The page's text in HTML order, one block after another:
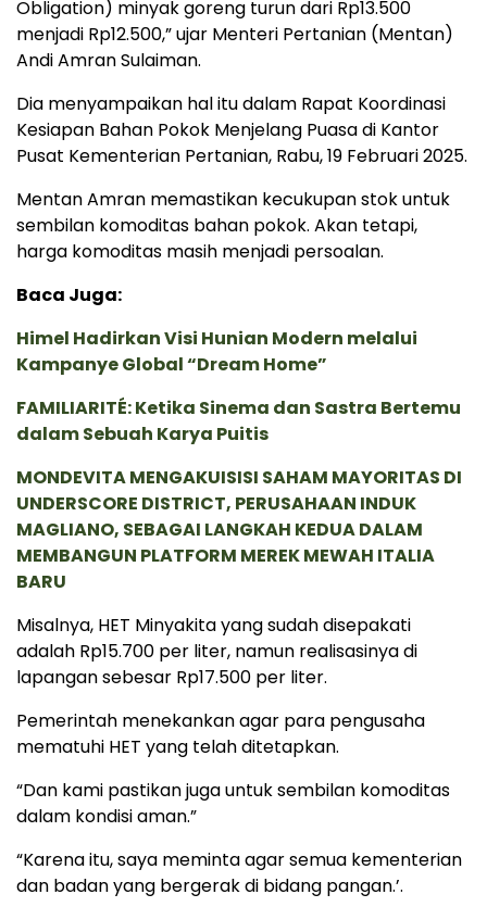
Obligation) minyak goreng turun dari Rp13.500
menjadi Rp12.500,” ujar Menteri Pertanian (Mentan)
Andi Amran Sulaiman.
Dia menyampaikan hal itu dalam Rapat Koordinasi
Kesiapan Bahan Pokok Menjelang Puasa di Kantor
Pusat Kementerian Pertanian, Rabu, 19 Februari 2025.
Mentan Amran memastikan kecukupan stok untuk
sembilan komoditas bahan pokok. Akan tetapi,
harga komoditas masih menjadi persoalan.
Baca Juga:
Himel Hadirkan Visi Hunian Modern melalui
Kampanye Global “Dream Home”
FAMILIARITÉ: Ketika Sinema dan Sastra Bertemu
dalam Sebuah Karya Puitis
MONDEVITA MENGAKUISISI SAHAM MAYORITAS DI
UNDERSCORE DISTRICT, PERUSAHAAN INDUK
MAGLIANO, SEBAGAI LANGKAH KEDUA DALAM
MEMBANGUN PLATFORM MEREK MEWAH ITALIA
BARU
Misalnya, HET Minyakita yang sudah disepakati
adalah Rp15.700 per liter, namun realisasinya di
lapangan sebesar Rp17.500 per liter.
Pemerintah menekankan agar para pengusaha
mematuhi HET yang telah ditetapkan.
“Dan kami pastikan juga untuk sembilan komoditas
dalam kondisi aman.”
“Karena itu, saya meminta agar semua kementerian
dan badan yang bergerak di bidang pangan.’.